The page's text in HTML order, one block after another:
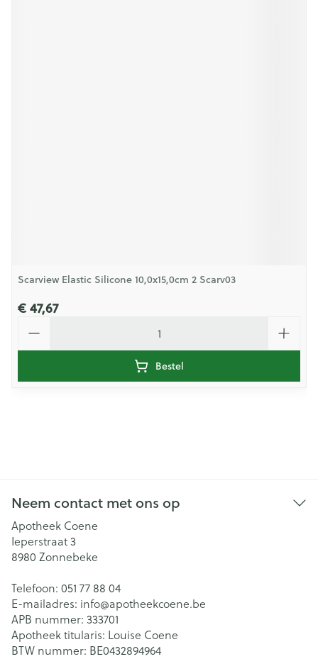
Scarview Elastic Silicone 10,0x15,0cm 2 Scarv03
€ 47,67
Bestel
Neem contact met ons op
Apotheek Coene
Ieperstraat 3
8980 Zonnebeke
Telefoon: 051 77 88 04
E-mailadres: info@apotheekcoene.be
APB nummer: 333701
Apotheek titularis: Louise Coene
BTW nummer: BE0432894964